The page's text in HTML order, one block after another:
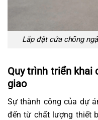
Lắp đặt cửa chống
Quy trình triển khai
giao
Sự thành công của dự
đến từ chất lượng thiết